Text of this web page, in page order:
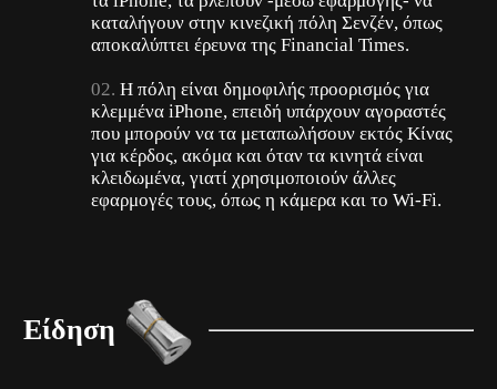
καταλήγουν στην κινεζική πόλη Σενζέν, όπως
αποκαλύπτει έρευνα της Financial Times.
Η πόλη είναι δημοφιλής προορισμός για
κλεμμένα iPhone, επειδή υπάρχουν αγοραστές
που μπορούν να τα μεταπωλήσουν εκτός Κίνας
για κέρδος, ακόμα και όταν τα κινητά είναι
κλειδωμένα, γιατί χρησιμοποιούν άλλες
εφαρμογές τους, όπως η κάμερα και το Wi-Fi.
Είδηση